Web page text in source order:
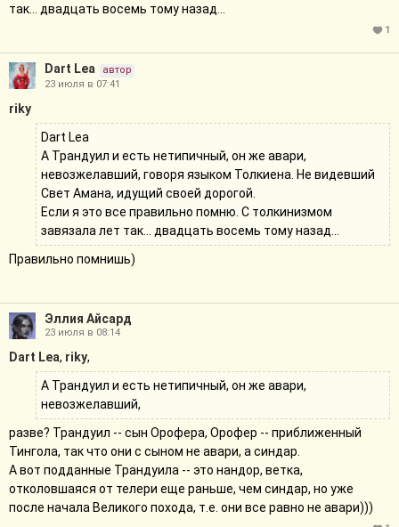
так… двадцать восемь тому назад…
1
Dart Lea
автор
23 июля в 07:41
riky
Dart Lea
А Трандуил и есть нетипичный, он же авари,
невозжелавший, говоря языком Толкиена. Не видевший
Свет Амана, идущий своей дорогой.
Если я это все правильно помню. С толкинизмом
завязала лет так… двадцать восемь тому назад…
Правильно помнишь)
Эллия Айсард
23 июля в 08:14
Dart Lea, riky,
А Трандуил и есть нетипичный, он же авари,
невозжелавший,
разве? Трандуил -- сын Орофера, Орофер -- приближенный
Тингола, так что они с сыном не авари, а синдар.
А вот подданные Трандуила -- это нандор, ветка,
отколовшаяся от телери еще раньше, чем синдар, но уже
после начала Великого похода, т.е. они все равно не авари)))